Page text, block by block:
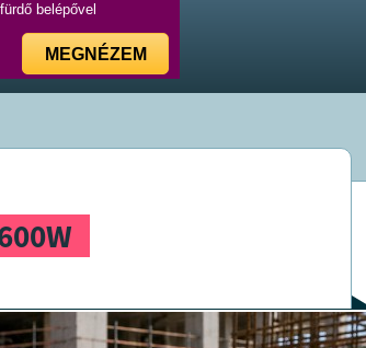
belépővel
MEGNÉZEM